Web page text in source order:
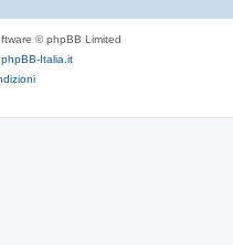
© phpBB Limited
phpBB-Italia.it